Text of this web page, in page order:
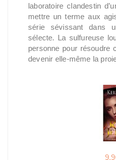
laboratoire clandestin
mettre un terme aux
série sévissant dans
sélecte. La sulfureuse
personne pour résoudre
devenir elle-même la